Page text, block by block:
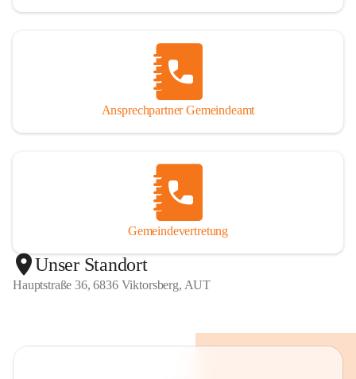
Ansprechpartner Gemeindeamt
Gemeindevertretung
Unser Standort
Hauptstraße 36, 6836 Viktorsberg, AUT